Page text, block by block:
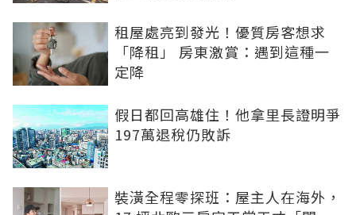
租屋處亮到發光！優質房客想求
「降租」 房東激賞：遇到這種一
定降
假日都回高雄住！他拿里長證明爭
197萬退稅仍敗訴
裝潢全程零探班：屋主人在海外，